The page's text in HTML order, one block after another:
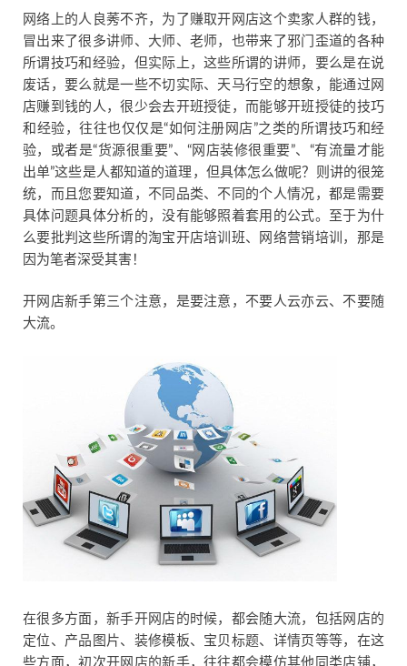
网络上的人良莠不齐，为了赚取开网店这个卖家人群的钱，
冒出来了很多讲师、大师、老师，也带来了邪门歪道的各种
所谓技巧和经验，但实际上，这些所谓的讲师，要么是在说
废话，要么就是一些不切实际、天马行空的想象，能通过网
店赚到钱的人，很少会去开班授徒，而能够开班授徒的技巧
和经验，往往也仅仅是“如何注册网店”之类的所谓技巧和经
验，或者是“货源很重要”、“网店装修很重要”、“有流量才能
出单”这些是人都知道的道理，但具体怎么做呢？则讲的很笼
统，而且您要知道，不同品类、不同的个人情况，都是需要
具体问题具体分析的，没有能够照着套用的公式。至于为什
么要批判这些所谓的淘宝开店培训班、网络营销培训，那是
因为笔者深受其害！
开网店新手第三个注意，是要注意，不要人云亦云、不要随
大流。
在很多方面，新手开网店的时候，都会随大流，包括网店的
定位、产品图片、装修模板、宝贝标题、详情页等等，在这
些方面，初次开网店的新手，往往都会模仿其他同类店铺，